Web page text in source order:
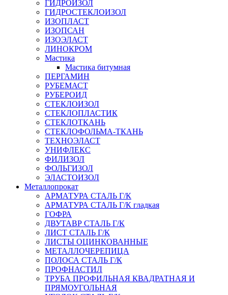
ГИДРОИЗОЛ
ГИДРОСТЕКЛОИЗОЛ
ИЗОПЛАСТ
ИЗОПСАН
ИЗОЭЛАСТ
ЛИНОКРОМ
Мастика
Мастика битумная
ПЕРГАМИН
РУБЕМАСТ
РУБЕРОИД
СТЕКЛОИЗОЛ
СТЕКЛОПЛАСТИК
СТЕКЛОТКАНЬ
СТЕКЛОФОЛЬМА-ТКАНЬ
ТЕХНОЭЛАСТ
УНИФЛЕКС
ФИЛИЗОЛ
ФОЛЬГИЗОЛ
ЭЛАСТОИЗОЛ
Металлопрокат
АРМАТУРА СТАЛЬ Г/К
АРМАТУРА СТАЛЬ Г/К гладкая
ГОФРА
ДВУТАВР СТАЛЬ Г/К
ЛИСТ СТАЛЬ Г/К
ЛИСТЫ ОЦИНКОВАННЫЕ
МЕТАЛЛОЧЕРЕПИЦА
ПОЛОСА СТАЛЬ Г/К
ПРОФНАСТИЛ
ТРУБА ПРОФИЛЬНАЯ КВАДРАТНАЯ И
ПРЯМОУГОЛЬНАЯ